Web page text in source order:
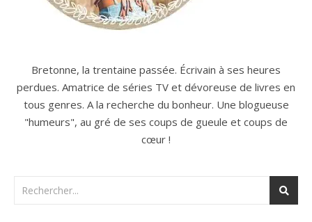
Bretonne, la trentaine passée. Écrivain à ses heures
perdues. Amatrice de séries TV et dévoreuse de livres en
tous genres. A la recherche du bonheur. Une blogueuse
"humeurs", au gré de ses coups de gueule et coups de
cœur !